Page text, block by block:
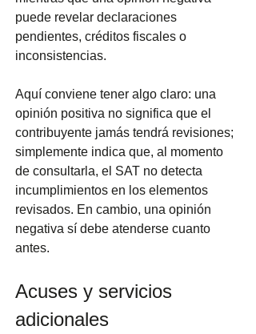
puede revelar declaraciones
pendientes, créditos fiscales o
inconsistencias.
Aquí conviene tener algo claro: una
opinión positiva no significa que el
contribuyente jamás tendrá revisiones;
simplemente indica que, al momento
de consultarla, el SAT no detecta
incumplimientos en los elementos
revisados. En cambio, una opinión
negativa sí debe atenderse cuanto
antes.
Acuses y servicios
adicionales